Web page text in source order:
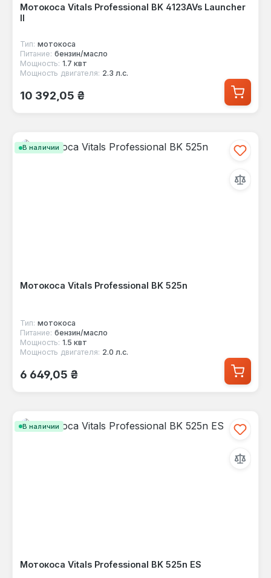
Мотокоса Vitals Professional BK 4123AVs Launcher
II
Тип: мотокоса
Питание: бензин/масло
Мощность: 1.7 квт
Мощность двигателя: 2.3 л.с.
Обычная цена:
10 392,05 ₴
В наличии
Мотокоса Vitals Professional BK 525n
Тип: мотокоса
Питание: бензин/масло
Мощность: 1.5 квт
Мощность двигателя: 2.0 л.с.
Обычная цена:
6 649,05 ₴
В наличии
Мотокоса Vitals Professional BK 525n ES